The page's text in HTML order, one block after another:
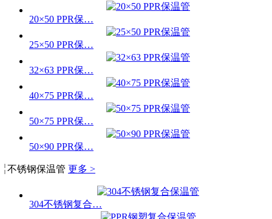
20×50 PPR保…
25×50 PPR保…
32×63 PPR保…
40×75 PPR保…
50×75 PPR保…
50×90 PPR保…
不锈钢保温管 更多 >
304不锈钢复合…